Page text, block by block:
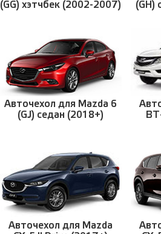
(GG) хэтчбек (2002-2007)
(GH)
Авточехол для Mazda 6
(GJ) седан (2018+)
Авточехол для Mazda